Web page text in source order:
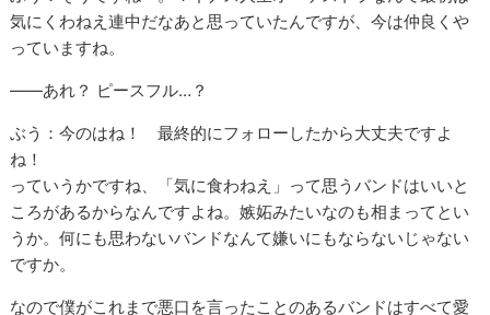
気にくわねえ連中だなあと思っていたんですが、今は仲良くや
っていますね。
――あれ？ ピースフル…？
ぶう：今のはね！ 最終的にフォローしたから大丈夫ですよ
ね！
っていうかですね、「気に食わねえ」って思うバンドはいいと
ころがあるからなんですよね。嫉妬みたいなのも相まってとい
うか。何にも思わないバンドなんて嫌いにもならないじゃない
ですか。
なので僕がこれまで悪口を言ったことのあるバンドはすべて愛